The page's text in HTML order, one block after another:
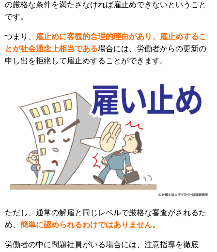
の厳格な条件を満たさなければ雇止めできないということ
です。
つまり、
雇止めに客観的合理的理由があり、雇止めするこ
とが社会通念上相当である場合には、労働者からの更新の
申し出を拒絶して雇止めすることができます。
ただし、通常の解雇と同じレベルで厳格な審査がされるた
め、 簡単に認められるわけではありません。
労働者の中に問題社員がいる場合には、注意指導を徹底